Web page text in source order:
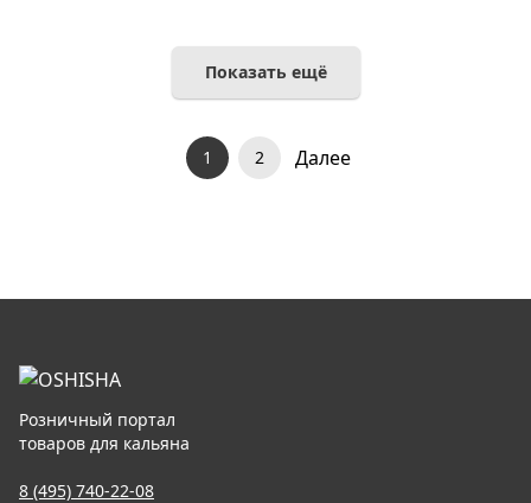
Показать ещё
1 2 Далее
Розничный портал
товаров для кальяна
8 (495) 740-22-08